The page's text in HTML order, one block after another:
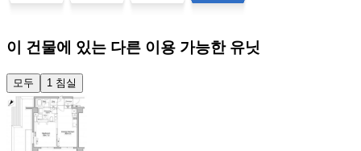
이 건물에 있는 다른 이용 가능한 유닛
모두 1 침실